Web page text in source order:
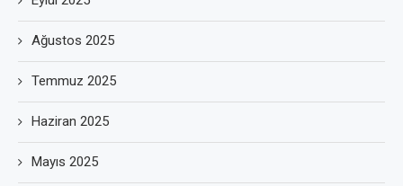
Ağustos 2025
Temmuz 2025
Haziran 2025
Mayıs 2025